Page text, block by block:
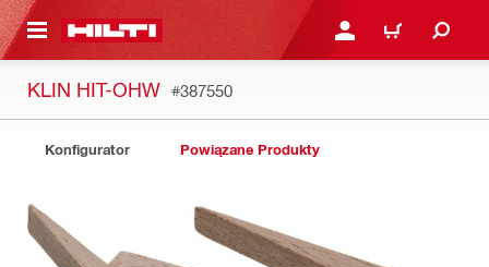
GŁÓWNEJ ZALOGUJ SIĘ LUB
KOSZYK
KLIN HIT-OHW #387550
Konfigurator Powiązane Produkty